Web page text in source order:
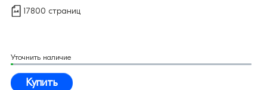
17800 страниц
Уточнить наличие
Купить